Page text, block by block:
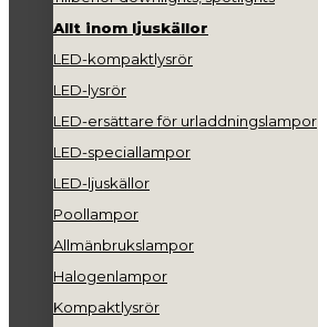
Allt inom ljuskällor
LED-kompaktlysrör
LED-lysrör
LED-ersättare för urladdningslampor
LED-speciallampor
LED-ljuskällor
Poollampor
Allmänbrukslampor
Halogenlampor
Kompaktlysrör